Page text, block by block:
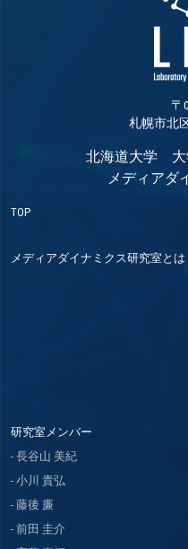
〒
札幌市北
北海道大学 大
メディアダ
TOP
メディアダイナミクス研究室とは
研究室メンバー
長谷山 美紀
小川 貴弘
藤後 廉
前田 圭介